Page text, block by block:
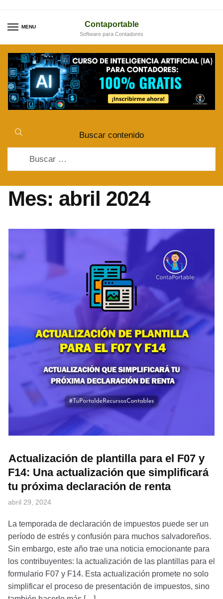
to
to
MENU Contaportable
Software para Contadores
Buscar contenido
Mes: abril 2024
Actualización de plantilla para el F07 y
F14: Una actualización que simplificará
tu próxima declaración de renta
abril 29, 2024
La temporada de declaración de impuestos puede ser un
período de estrés y confusión para muchos salvadoreños.
Sin embargo, este año trae una noticia emocionante para
los contribuyentes: la actualización de las plantillas para el
formulario F07 y F14. Esta actualización promete no solo
simplificar el proceso de presentación de impuestos, sino